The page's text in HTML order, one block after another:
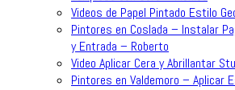
Videos de Papel Pintado Estilo
Pintores en Coslada – Instalar
y Entrada – Roberto
Video Aplicar Cera y Abrillantar
Pintores en Valdemoro – Aplicar